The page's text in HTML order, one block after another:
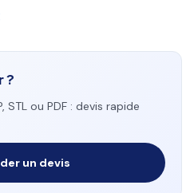
?
STL ou PDF : devis rapide
un devis